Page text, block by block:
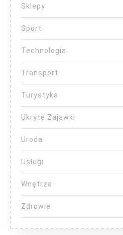
Sklepy
Sport
Technologia
Transport
Turystyka
Ukryte Zajawki
Uroda
Usługi
Wnętrza
Zdrowie